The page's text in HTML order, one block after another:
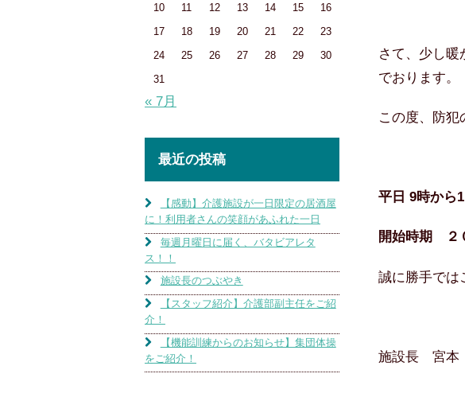
さて、少し暖
でおります。
この度、防犯
平日 9時から
開始時期 ２
誠に勝手では
施設長 宮
10
11 12 13 14 15
16
17
18 19 20 21 22
23
24
25 26 27 28 29
30
31
« 7月
最近の投稿
【感動】介護施設が一日限定の居酒屋
に！利用者さんの笑顔があふれた一日
毎週月曜日に届く、バタビアレタ
ス！！
施設長のつぶやき
【スタッフ紹介】介護部副主任をご紹
介！
【機能訓練からのお知らせ】集団体操
をご紹介！